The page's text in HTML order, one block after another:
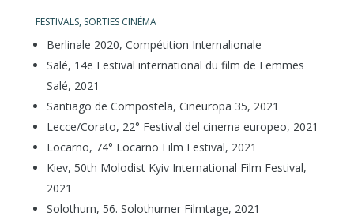
FESTIVALS, SORTIES CINÉMA
Berlinale 2020, Compétition Internalionale
Salé, 14e Festival international du film de Femmes
Salé, 2021
Santiago de Compostela, Cineuropa 35, 2021
Lecce/Corato, 22° Festival del cinema europeo, 2021
Locarno, 74° Locarno Film Festival, 2021
Kiev, 50th Molodist Kyiv International Film Festival,
2021
Solothurn, 56. Solothurner Filmtage, 2021